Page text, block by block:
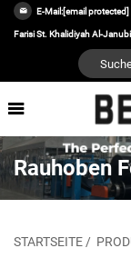
E-Mail:[email protected]
Farisi St. Khalidiyah Al-
Rauhoben
STARTSEITE /